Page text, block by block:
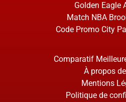
Golden Eagle
Match NBA
Code Promo City
Comparatif
À propos
Mentions
Politique de